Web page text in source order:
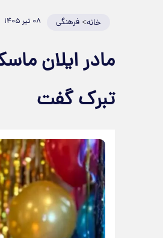
خانه>فرهنگی ۰۸ تیر ۱۴۰۵
تبرک گفت